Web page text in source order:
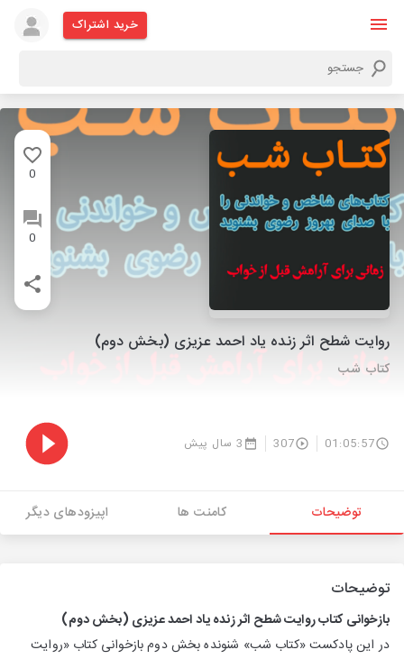
خرید اشتراک
0
0
روایت شطح اثر زنده یاد احمد عزیزی (بخش دوم)
کتاب شب
01:05:57
307 3 سال پیش
توضیحات کامنت ها اپیزودهای دیگر
توضیحات
بازخوانی كتاب روایت شطح اثر زنده یاد احمد عزیزی (بخش دوم)
در این پادكست «كتاب شب» شنونده بخش دوم بازخوانی كتاب «روایت